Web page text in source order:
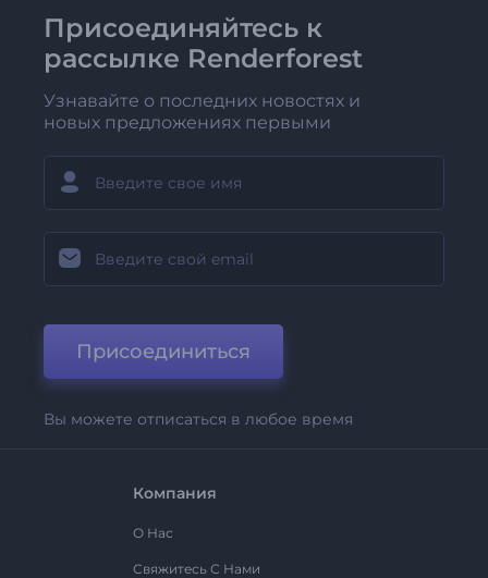
Присоединяйтесь к
рассылке Renderforest
Узнавайте о последних новостях и
новых предложениях первыми
Присоединиться
Вы можете отписаться в любое время
Компания
О Нас
Свяжитесь С Нами